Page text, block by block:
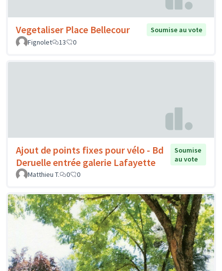
Vegetaliser Place Bellecour
Soumise au vote
Fignolet
13 0
Ajout de points fixes pour vélo - Bd
Deruelle entrée galerie Lafayette
Soumise
au vote
Matthieu T.
0 0